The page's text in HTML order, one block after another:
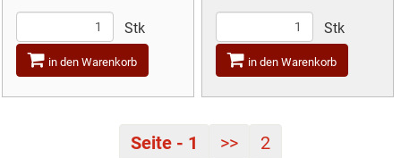
Stk
in den Warenkorb
Stk
in den Warenkorb
Seite - 1 >> 2